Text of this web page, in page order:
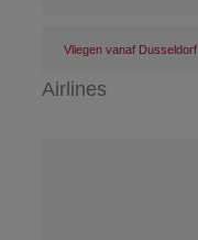
Vliegen vanaf Dusseldorf
Airlines